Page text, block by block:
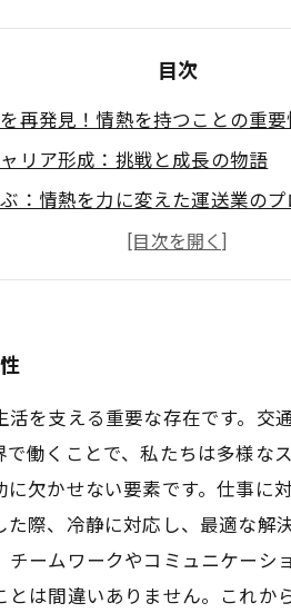
目次
再発見！情熱を持つことの重要
リア形成：挑戦と成長の物語
：情熱を力に変えた運送業のプ
力：運送業界の進化とその挑戦
働きがい：運送業での自己成
熱のキャリア：未来への一歩を
を支える重要な存在です。
働くことで、私たちは多様な
欠かせない要素です。仕事
際、冷静に対応し、最適な
ームワークやコミュニケーシ
は間違いありません。これ